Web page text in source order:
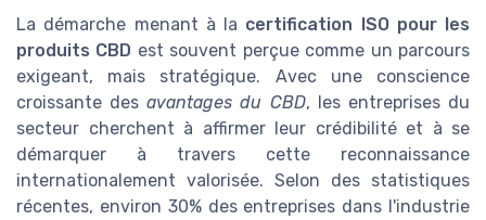
La démarche menant à la certification ISO pour les
produits CBD est souvent perçue comme un parcours
exigeant, mais stratégique. Avec une conscience
croissante desavantages du CBD, les entreprises du
secteur cherchent à affirmer leur crédibilité et à se
démarquer à travers cette reconnaissance
internationalement valorisée. Selon des statistiques
récentes, environ 30% des entreprises dans l'industrie